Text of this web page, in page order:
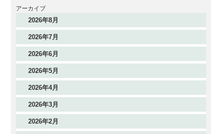
アーカイブ
2026年8月
2026年7月
2026年6月
2026年5月
2026年4月
2026年3月
2026年2月